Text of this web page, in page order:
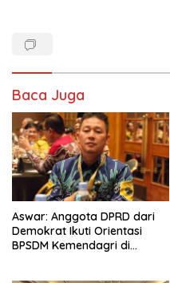
Baca Juga
Aswar: Anggota DPRD dari
Demokrat Ikuti Orientasi
BPSDM Kemendagri di